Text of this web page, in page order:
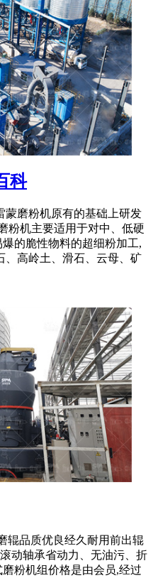
科
蒙磨粉机原有的基础上研发
粉机主要适用于对中、低硬
的脆性物料的超细粉加工,
、高岭土、滑石、云母、矿
辊品质优良经久耐用前出辊
动轴承省动力、无油污、折
粉机组价格是由会员,经过